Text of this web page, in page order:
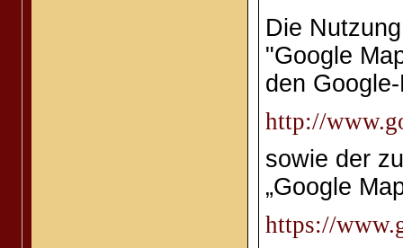
Die
"Google
den
http://
sowie der
„Google
https://